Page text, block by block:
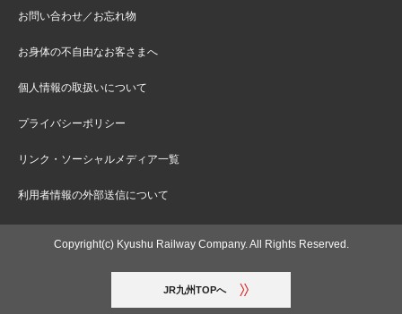
お問い合わせ／お忘れ物
お身体の不自由なお客さまへ
個人情報の取扱いについて
プライバシーポリシー
リンク・ソーシャルメディア一覧
利用者情報の外部送信について
Copyright(c) Kyushu Railway Company. All Rights Reserved.
JR九州TOPへ